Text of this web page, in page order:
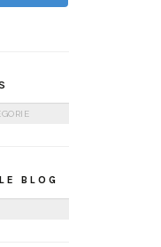
BLOG